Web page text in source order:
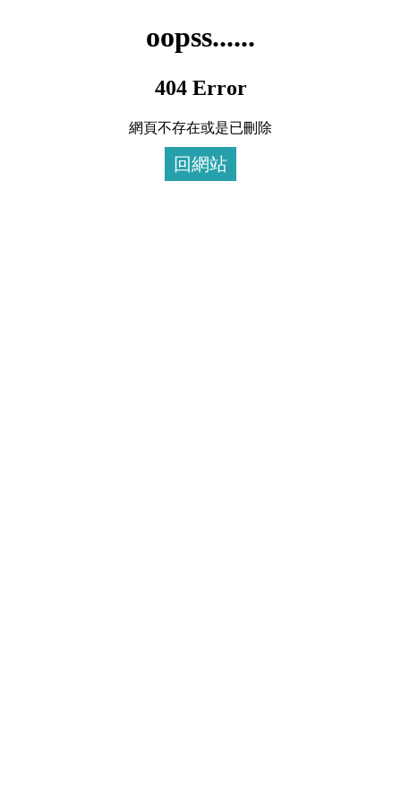
oopss......
404 Error
網頁不存在或是已刪除
回網站